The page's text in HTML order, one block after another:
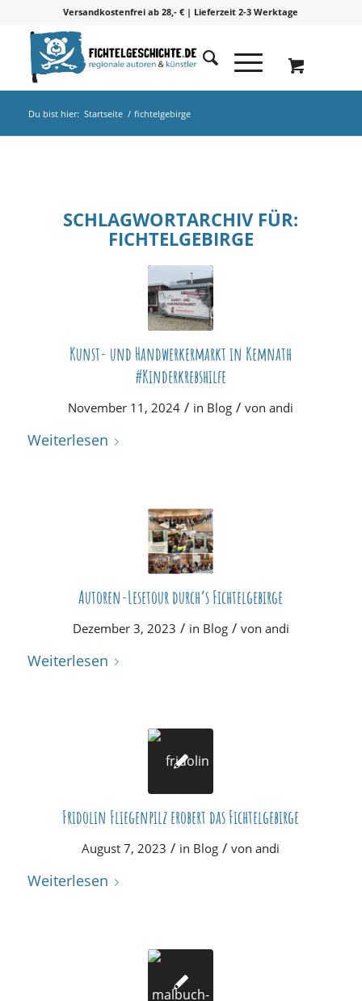
Versandkostenfrei ab 28,- € | Lieferzeit 2-3 Werktage
Du bist hier: Startseite / fichtelgebirge
SCHLAGWORTARCHIV FÜR:
FICHTELGEBIRGE
Kunst- und Handwerkermarkt in Kemnath
#Kinderkrebshilfe
November 11, 2024 / in Blog / vonandi
Weiterlesen
Autoren-Lesetour durch’s Fichtelgebirge
Dezember 3, 2023 / in Blog / von andi
Weiterlesen
Fridolin Fliegenpilz erobert das Fichtelgebirge
August 7, 2023 / in Blog / vonandi
Weiterlesen